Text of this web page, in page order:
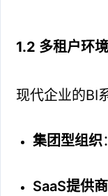
1.2 多租户环
现代企业的BI
集团型组织
SaaS提供商